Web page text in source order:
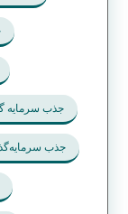
جذب سرمایه
جذب